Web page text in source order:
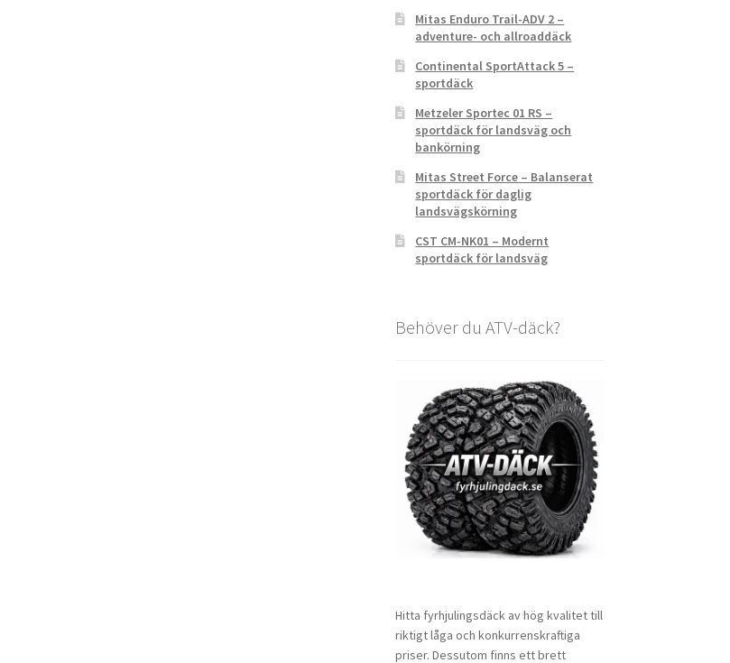
Mitas Enduro Trail-ADV 2 –
adventure- och allroaddäck
Continental SportAttack 5 –
sportdäck
Metzeler Sportec 01 RS –
sportdäck för landsväg och
bankörning
Mitas Street Force – Balanserat
sportdäck för daglig
landsvägskörning
CST CM-NK01 – Modernt
sportdäck för landsväg
Behöver du ATV-däck?
Hitta fyrhjulingsdäck av hög kvalitet till
riktigt låga och konkurrenskraftiga
priser. Dessutom finns ett brett